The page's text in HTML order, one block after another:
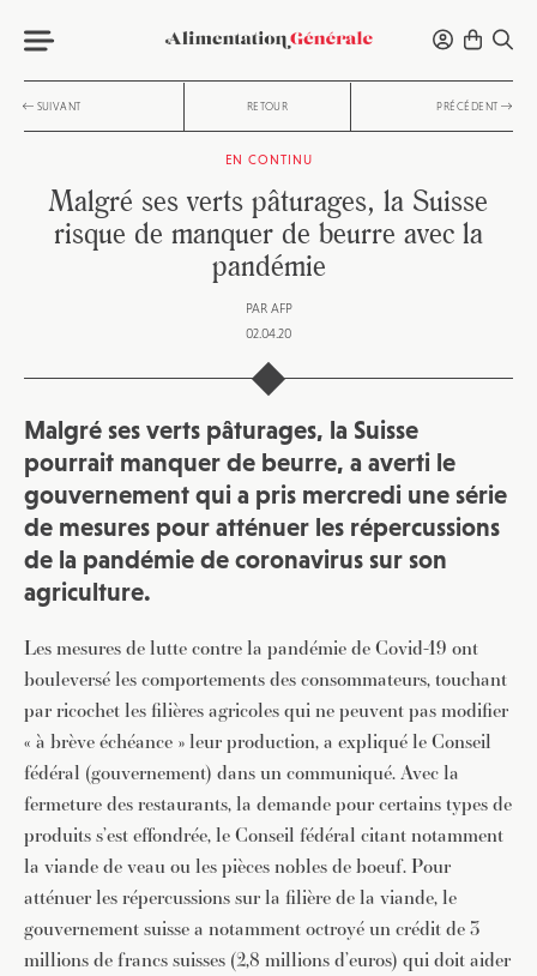
SUIVANT RETOUR PRÉCÉDENT
EN CONTINU
Malgré ses verts pâturages, la Suisse
risque de manquer de beurre avec la
pandémie
PAR AFP
02.04.20
Malgré ses verts pâturages, la Suisse
pourrait manquer de beurre, a averti le
gouvernement qui a pris mercredi une série
de mesures pour atténuer les répercussions
de la pandémie de coronavirus sur son
agriculture.
Les mesures de lutte contre la pandémie de Covid-19 ont
bouleversé les comportements des consommateurs, touchant
par ricochet les filières agricoles qui ne peuvent pas modifier
« à brève échéance » leur production, a expliqué le Conseil
fédéral (gouvernement) dans un communiqué. Avec la
fermeture des restaurants, la demande pour certains types de
produits s’est effondrée, le Conseil fédéral citant notamment
la viande de veau ou les pièces nobles de boeuf. Pour
atténuer les répercussions sur la filière de la viande, le
gouvernement suisse a notamment octroyé un crédit de 3
millions de francs suisses (2,8 millions d’euros) qui doit aider